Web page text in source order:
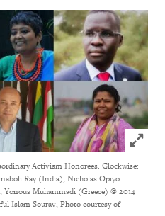
Click to
Activism Honorees. Clockwise:
Ray (India), Nicholas Opiyo
Muhammadi (Greece) © 2014
Islam Sourav, Photo courtesy of